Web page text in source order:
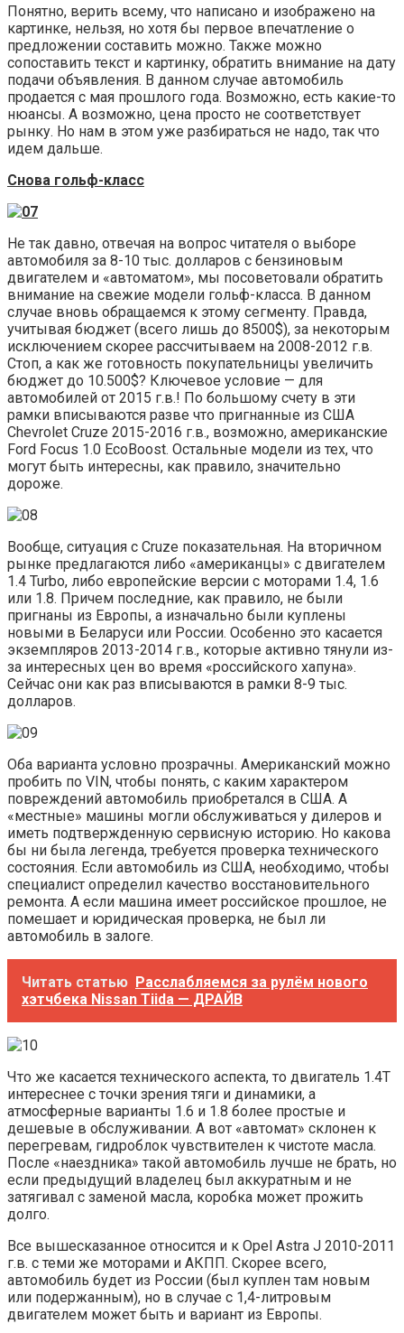
Понятно, верить всему, что написано и изображено на
картинке, нельзя, но хотя бы первое впечатление о
предложении составить можно. Также можно
сопоставить текст и картинку, обратить внимание на дату
подачи объявления. В данном случае автомобиль
продается с мая прошлого года. Возможно, есть какие-то
нюансы. А возможно, цена просто не соответствует
рынку. Но нам в этом уже разбираться не надо, так что
идем дальше.
Снова гольф-класс
Не так давно, отвечая на вопрос читателя о выборе
автомобиля за 8-10 тыс. долларов с бензиновым
двигателем и «автоматом», мы посоветовали обратить
внимание на свежие модели гольф-класса. В данном
случае вновь обращаемся к этому сегменту. Правда,
учитывая бюджет (всего лишь до 8500$), за некоторым
исключением скорее рассчитываем на 2008-2012 г.в.
Стоп, а как же готовность покупательницы увеличить
бюджет до 10.500$? Ключевое условие — для
автомобилей от 2015 г.в.! По большому счету в эти
рамки вписываются разве что пригнанные из США
Chevrolet Cruze 2015-2016 г.в., возможно, американские
Ford Focus 1.0 EcoBoost. Остальные модели из тех, что
могут быть интересны, как правило, значительно
дороже.
Вообще, ситуация с Cruze показательная. На вторичном
рынке предлагаются либо «американцы» с двигателем
1.4 Turbo, либо европейские версии с моторами 1.4, 1.6
или 1.8. Причем последние, как правило, не были
пригнаны из Европы, а изначально были куплены
новыми в Беларуси или России. Особенно это касается
экземпляров 2013-2014 г.в., которые активно тянули из-
за интересных цен во время «российского хапуна».
Сейчас они как раз вписываются в рамки 8-9 тыс.
долларов.
Оба варианта условно прозрачны. Американский можно
пробить по VIN, чтобы понять, с каким характером
повреждений автомобиль приобретался в США. А
«местные» машины могли обслуживаться у дилеров и
иметь подтвержденную сервисную историю. Но какова
бы ни была легенда, требуется проверка технического
состояния. Если автомобиль из США, необходимо, чтобы
специалист определил качество восстановительного
ремонта. А если машина имеет российское прошлое, не
помешает и юридическая проверка, не был ли
автомобиль в залоге.
Читать статью Расслабляемся за рулём нового
хэтчбека Nissan Tiida — ДРАЙВ
Что же касается технического аспекта, то двигатель 1.4Т
интереснее с точки зрения тяги и динамики, а
атмосферные варианты 1.6 и 1.8 более простые и
дешевые в обслуживании. А вот «автомат» склонен к
перегревам, гидроблок чувствителен к чистоте масла.
После «наездника» такой автомобиль лучше не брать, но
если предыдущий владелец был аккуратным и не
затягивал с заменой масла, коробка может прожить
долго.
Все вышесказанное относится и к Opel Astra J 2010-2011
г.в. с теми же моторами и АКПП. Скорее всего,
автомобиль будет из России (был куплен там новым
или подержанным), но в случае с 1,4-литровым
двигателем может быть и вариант из Европы.